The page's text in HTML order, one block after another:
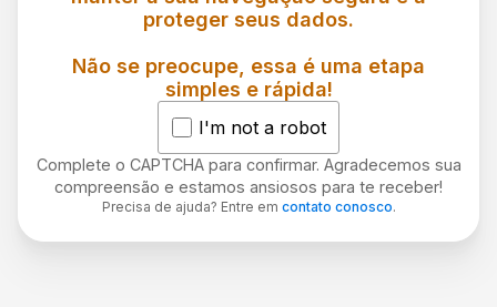
proteger seus dados.
Não se preocupe, essa é uma etapa
simples e rápida!
I'm not a robot
Complete o CAPTCHA para confirmar. Agradecemos sua
compreensão e estamos ansiosos para te receber!
Precisa de ajuda? Entre em contato conosco.